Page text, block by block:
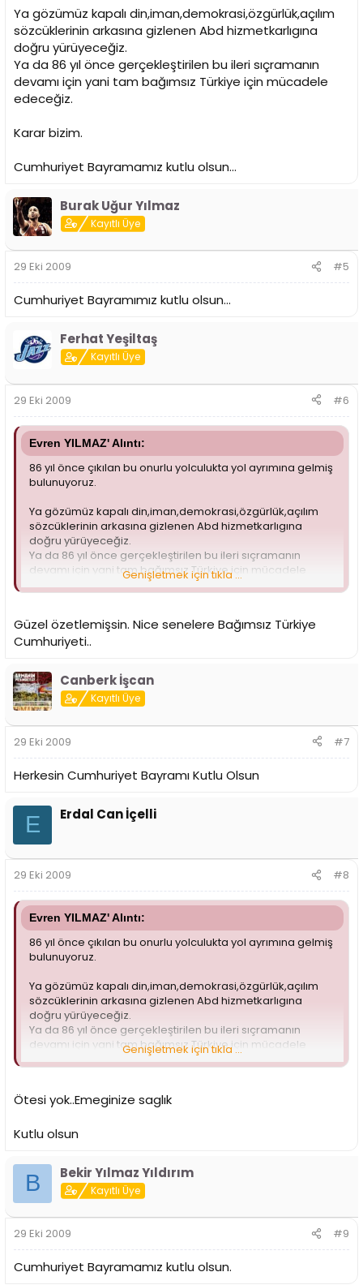
Ya gözümüz kapalı din,iman,demokrasi,özgürlük,açılım
sözcüklerinin arkasına gizlenen Abd hizmetkarlıgına
doğru yürüyeceğiz.
Ya da 86 yıl önce gerçekleştirilen bu ileri sıçramanın
devamı için yani tam bağımsız Türkiye için mücadele
edeceğiz.
Karar bizim.
Cumhuriyet Bayramamız kutlu olsun...
Burak Uğur Yılmaz
Kayıtlı Üye
29 Eki 2009 #5
Cumhuriyet Bayramımız kutlu olsun...
Ferhat Yeşiltaş
Kayıtlı Üye
29 Eki 2009 #6
Evren YILMAZ' Alıntı:
86 yıl önce çıkılan bu onurlu yolculukta yol ayrımına gelmiş
bulunuyoruz.
Ya gözümüz kapalı din,iman,demokrasi,özgürlük,açılım
sözcüklerinin arkasına gizlenen Abd hizmetkarlıgına
doğru yürüyeceğiz.
Ya da 86 yıl önce gerçekleştirilen bu ileri sıçramanın
devamı için yani tam bağımsız Türkiye için mücadele
edeceğiz.
Cumhuriyet Bayramamız kutlu olsun...
Genişletmek için tıkla ...
Güzel özetlemişsin. Nice senelere Bağımsız Türkiye
Cumhuriyeti..
Canberk İşcan
Kayıtlı Üye
29 Eki 2009 #7
Herkesin Cumhuriyet Bayramı Kutlu Olsun
E Erdal Can İçelli
29 Eki 2009 #8
Evren YILMAZ' Alıntı:
86 yıl önce çıkılan bu onurlu yolculukta yol ayrımına gelmiş
bulunuyoruz.
Ya gözümüz kapalı din,iman,demokrasi,özgürlük,açılım
sözcüklerinin arkasına gizlenen Abd hizmetkarlıgına
doğru yürüyeceğiz.
Ya da 86 yıl önce gerçekleştirilen bu ileri sıçramanın
devamı için yani tam bağımsız Türkiye için mücadele
edeceğiz.
Genişletmek için tıkla ...
Ötesi yok..Emeginize saglık
Kutlu olsun
B Bekir Yılmaz Yıldırım
Kayıtlı Üye
29 Eki 2009 #9
Cumhuriyet Bayramamız kutlu olsun.